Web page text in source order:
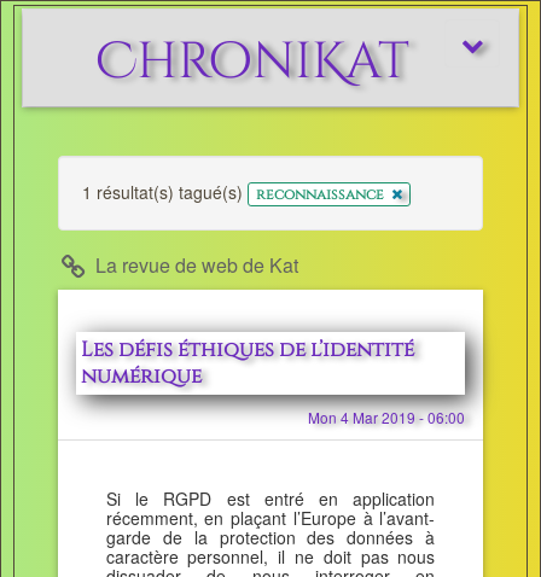
Afficher/
ChroniKat
1 résultat(s) tagué(s) reconnaissance x
La revue de web de Kat
Les défis éthiques de l’identité
numérique
Mon 4 Mar 2019 - 06:00
Si le RGPD est entré en application
récemment, en plaçant l’Europe à l’avant-
garde de la protection des données à
caractère personnel, il ne doit pas nous